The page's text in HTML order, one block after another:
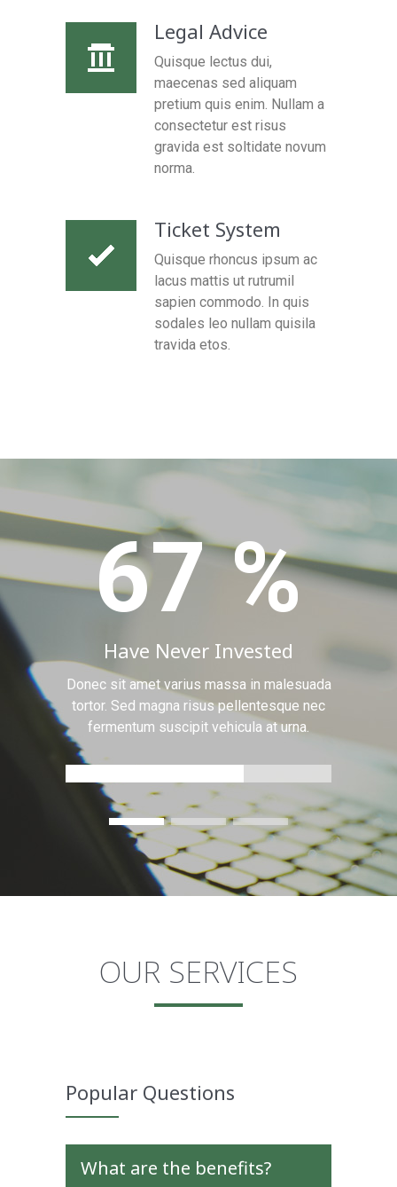
Legal Advice
Quisque lectus dui,
maecenas sed aliquam
pretium quis enim. Nullam a
consectetur est risus
gravida est soltidate novum
norma.
Ticket System
Quisque rhoncus ipsum ac
lacus mattis ut rutrumil
sapien commodo. In quis
sodales leo nullam quisila
travida etos.
67 %
Have Never Invested
Donec sit amet varius massa in malesuada
tortor. Sed magna risus pellentesque nec
fermentum suscipit vehicula at urna.
OUR SERVICES
Popular Questions
What are the benefits?